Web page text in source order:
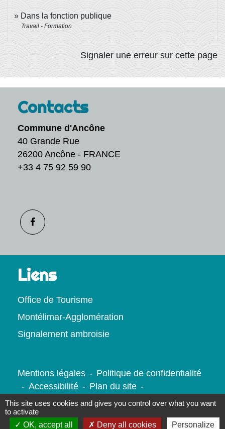
Dans la fonction publique
Travail - Formation
Signaler une erreur sur cette page
Contacts
Commune d'Ancône
40 Grande Rue
26200 Ancône - FRANCE
+33 4 75 92 59 90
Liens
Office de Tourisme
Montélimar-Agglomération
Signalement ambroisie
Mentions légales - Politique de confidentialité
- Accessibilité - Plan du site -
Gestion des cookies
Site créé en partenariat avec Réseau des Communes
This site uses cookies and gives you control over what you want
to activate
OK, accept all
Deny all cookies Personalize